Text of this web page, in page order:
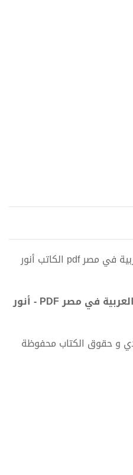
تحميل كتاب تطور الصحافة العربية في مصر pdf الكاتب أنور
تحميل كتاب تطور الصحافة العربية في مصر PDF - أنور
و حقوق الكتاب محفوظة